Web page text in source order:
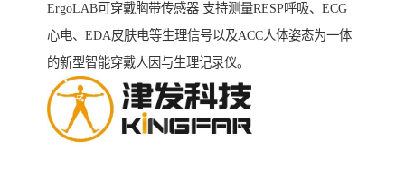
ErgoLAB可穿戴胸带传感器 支持测量RESP呼吸、ECG
心电、EDA皮肤电等生理信号以及ACC人体姿态为一体
的新型智能穿戴人因与生理记录仪。